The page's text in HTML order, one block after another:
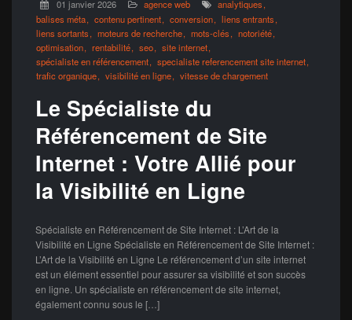
01 janvier 2026 agence web
analytiques
balises méta
contenu pertinent conversion
liens entrants
liens sortants
moteurs de recherche mots-clés
notoriété
optimisation
rentabilité seo
site internet
spécialiste en référencement
specialiste referencement site internet
trafic organique
visibilité en ligne vitesse de chargement
Le Spécialiste du
Référencement de Site
Internet : Votre Allié pour
la Visibilité en Ligne
Spécialiste en Référencement de Site Internet : L’Art de la
Visibilité en Ligne Spécialiste en Référencement de Site Internet :
L’Art de la Visibilité en Ligne Le référencement d’un site internet
est un élément essentiel pour assurer sa visibilité et son succès
en ligne. Un spécialiste en référencement de site internet,
également connu sous le […]